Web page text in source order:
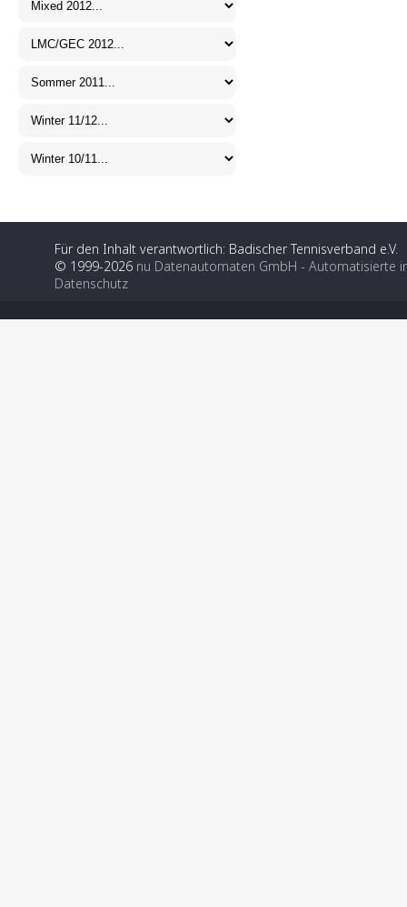
Für den Inhalt verantwortlich: Badischer Tennisverband e.V.
© 1999-2026 nu Datenautomaten GmbH - Automatisierte
Datenschutz